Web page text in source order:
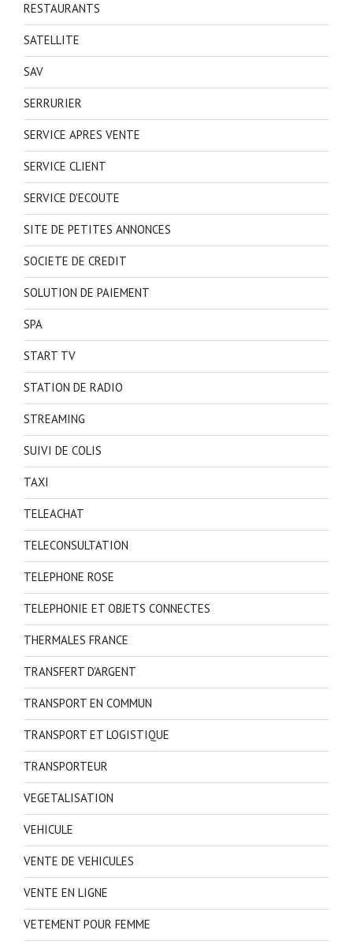
RESTAURANTS
SATELLITE
SAV
SERRURIER
SERVICE APRES VENTE
SERVICE CLIENT
SERVICE D'ECOUTE
SITE DE PETITES ANNONCES
SOCIETE DE CREDIT
SOLUTION DE PAIEMENT
SPA
START TV
STATION DE RADIO
STREAMING
SUIVI DE COLIS
TAXI
TELEACHAT
TELECONSULTATION
TELEPHONE ROSE
TELEPHONIE ET OBJETS CONNECTES
THERMALES FRANCE
TRANSFERT D'ARGENT
TRANSPORT EN COMMUN
TRANSPORT ET LOGISTIQUE
TRANSPORTEUR
VEGETALISATION
VEHICULE
VENTE DE VEHICULES
VENTE EN LIGNE
VETEMENT POUR FEMME